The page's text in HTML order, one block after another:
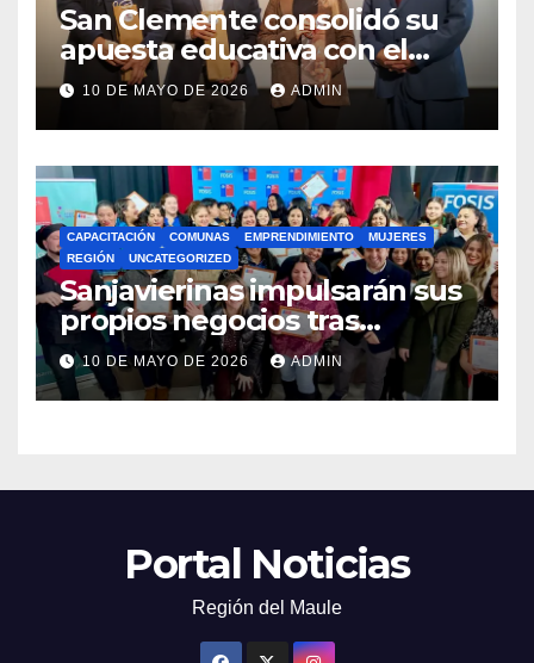
San Clemente consolidó su
apuesta educativa con el
lanzamiento del
Preuniversitario Brotes 2026
10 DE MAYO DE 2026 ADMIN
CAPACITACIÓN COMUNAS EMPRENDIMIENTO
MUJERES
REGIÓN
UNCATEGORIZED
Sanjavierinas impulsarán sus
propios negocios tras
capacitarse junto al FOSIS
10 DE MAYO DE 2026 ADMIN
Portal Noticias
Región del Maule